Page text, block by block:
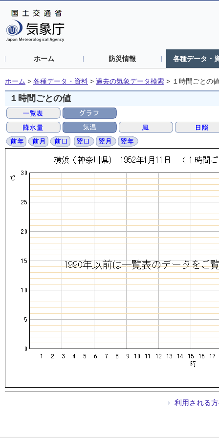
ホーム 防災情報 各種データ・
ホーム > 各種データ・資料 > 過去の気象データ検索 > １時間ごとの
１時間ごとの値
利用される